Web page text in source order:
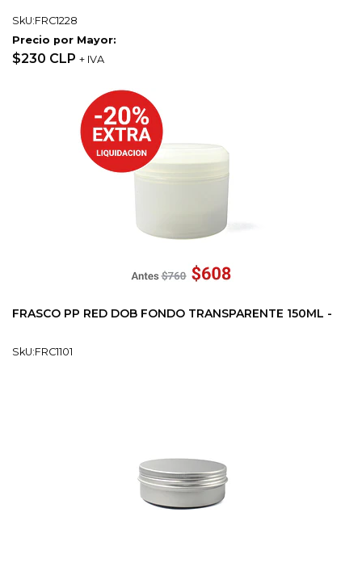
SkU:FRC1228
Precio por Mayor:
$230 CLP + IVA
FRASCO PP RED DOB FONDO TRANSPARENTE 150ML -
SkU:FRC1101